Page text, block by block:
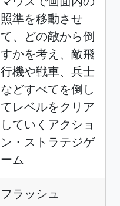
照準を移動させ
て、どの敵から倒
すかを考え、敵飛
行機や戦車、兵士
などすべてを倒し
てレベルをクリア
していくアクショ
ン・ストラテジゲ
ーム
フラッシュ